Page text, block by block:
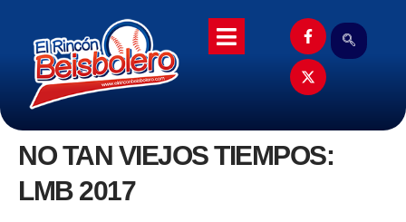
NO TAN VIEJOS TIEMPOS:
LMB 2017